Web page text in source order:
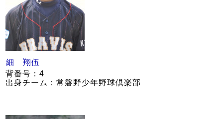
細 翔伍
背番号：4
出身チーム：常磐野少年野球倶楽部